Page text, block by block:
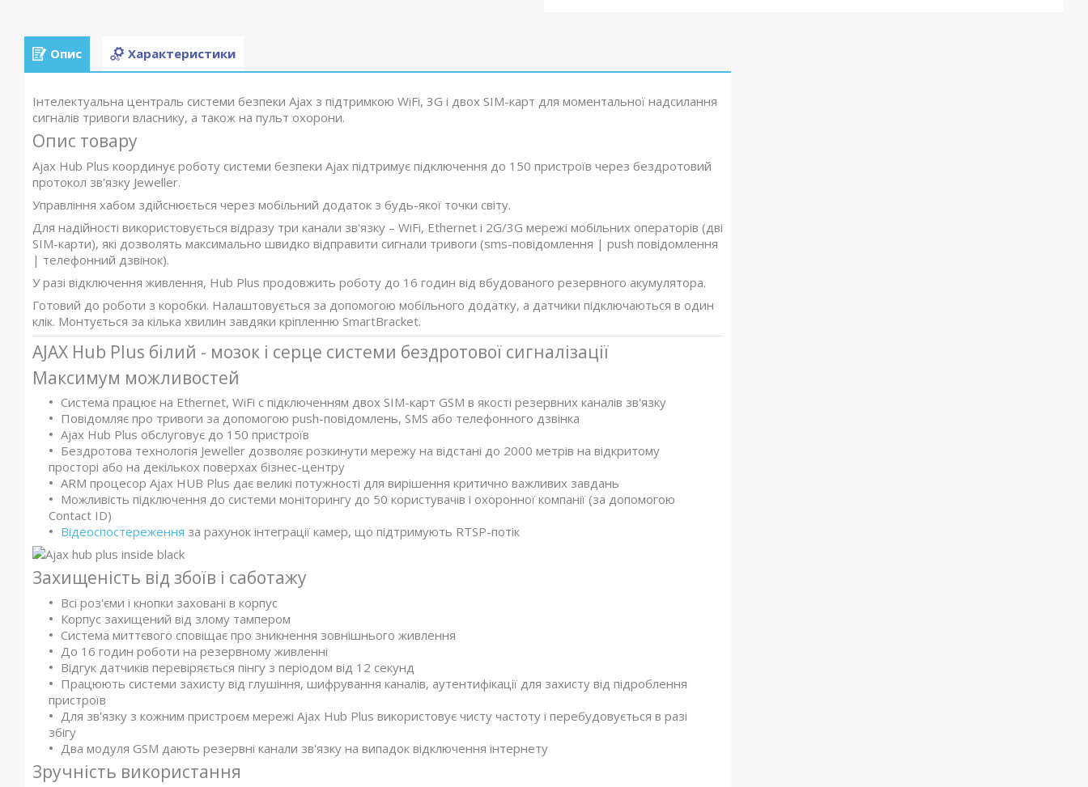
Опис Характеристики
Інтелектуальна централь системи безпеки Ajax з підтримкою WiFi, 3G і двох SIM-карт для моментальної надсилання
сигналів тривоги власнику, а також на пульт охорони.
Опис товару
Ajax Hub Plus координує роботу системи безпеки Ajax підтримує підключення до 150 пристроїв через бездротовий
протокол зв'язку Jeweller.
Управління хабом здійснюється через мобільний додаток з будь-якої точки світу.
Для надійності використовується відразу три канали зв'язку – WiFi, Ethernet і 2G/3G мережі мобільних операторів (дві
SIM-карти), які дозволять максимально швидко відправити сигнали тривоги (sms-повідомлення | push повідомлення
| телефонний дзвінок).
У разі відключення живлення, Hub Plus продовжить роботу до 16 годин від вбудованого резервного акумулятора.
Готовий до роботи з коробки. Налаштовується за допомогою мобільного додатку, а датчики підключаються в один
клік. Монтується за кілька хвилин завдяки кріпленню SmartBracket.
AJAX Hub Plus білий - мозок і серце системи бездротової сигналізації
Максимум можливостей
Система працює на Ethernet, WiFi c підключенням двох SIM-карт GSM в якості резервних каналів зв'язку
Повідомляє про тривоги за допомогою push-повідомлень, SMS або телефонного дзвінка
Ajax Hub Plus обслуговує до 150 пристроїв
Бездротова технологія Jeweller дозволяє розкинути мережу на відстані до 2000 метрів на відкритому
просторі або на декількох поверхах бізнес-центру
ARM процесор Ajax HUB Plus дає великі потужності для вирішення критично важливих завдань
Можливість підключення до системи моніторингу до 50 користувачів і охоронної компанії (за допомогою
Contact ID)
Відеоспостереження за рахунок інтеграції камер, що підтримують RTSP-потік
Захищеність від збоїв і саботажу
Всі роз'єми і кнопки заховані в корпус
Корпус захищений від злому тампером
Система миттєвого сповіщає про зникнення зовнішнього живлення
До 16 годин роботи на резервному живленні
Відгук датчиків перевіряється пінгу з періодом від 12 секунд
Працюють системи захисту від глушіння, шифрування каналів, аутентифікації для захисту від підроблення
пристроїв
Для зв'язку з кожним пристроєм мережі Ajax Hub Plus використовує чисту частоту і перебудовується в разі
збігу
Два модуля GSM дають резервні канали зв'язку на випадок відключення інтернету
Зручність використання